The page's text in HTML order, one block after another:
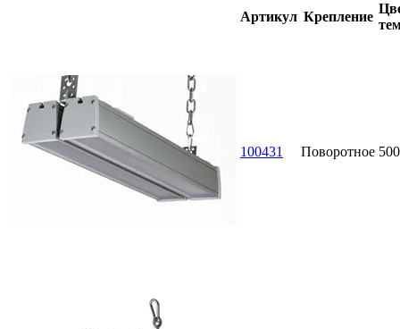
Артикул Крепление
100431 Поворотное